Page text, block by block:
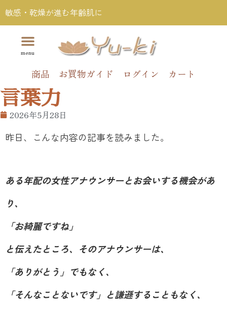
敏感・乾燥が進む年齢肌に
商品 お買物ガイド ログイン カート
言葉力
2026年5月28日
昨日、こんな内容の記事を読みました。
ある年配の女性アナウンサーとお会いする機会があ
り、
「お綺麗ですね」
と伝えたところ、そのアナウンサーは、
「ありがとう」でもなく、
「そんなことないです」と謙遜することもなく、